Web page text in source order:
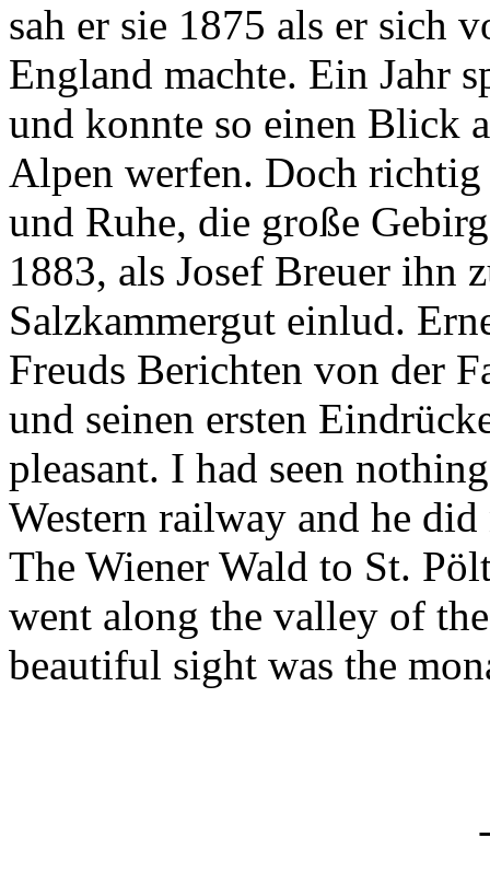
sah er sie 1875 als er sich
England machte. Ein Jahr
und konnte so einen Blick
Alpen werfen. Doch
und Ruhe, die große
1883, als Josef Breuer ihn
Salzkammergut einlud.
Freuds Berichten von der
und seinen ersten
pleasant. I had seen
Western railway and he
The Wiener Wald to St.
went along the valley of
beautiful sight was the